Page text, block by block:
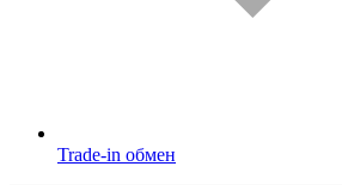
Trade-in обмен